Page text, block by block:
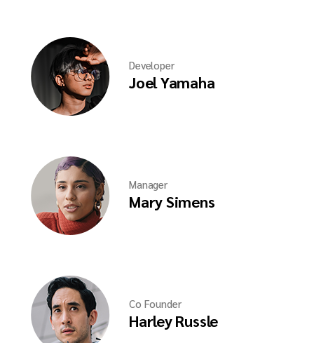
Developer
Joel Yamaha
Manager
Mary Simens
Co Founder
Harley Russle